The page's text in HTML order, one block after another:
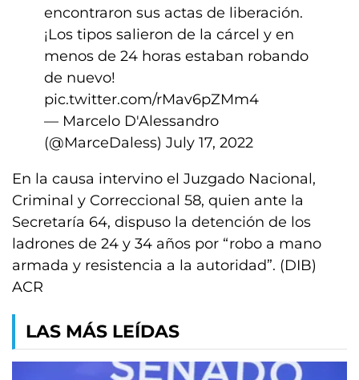
encontraron sus actas de liberación.
¡Los tipos salieron de la cárcel y en
menos de 24 horas estaban robando
de nuevo!
pic.twitter.com/rMav6pZMm4
— Marcelo D'Alessandro
(@MarceDaless) July 17, 2022
En la causa intervino el Juzgado Nacional,
Criminal y Correccional 58, quien ante la
Secretaría 64, dispuso la detención de los
ladrones de 24 y 34 años por “robo a mano
armada y resistencia a la autoridad”. (DIB)
ACR
LAS MÁS LEÍDAS